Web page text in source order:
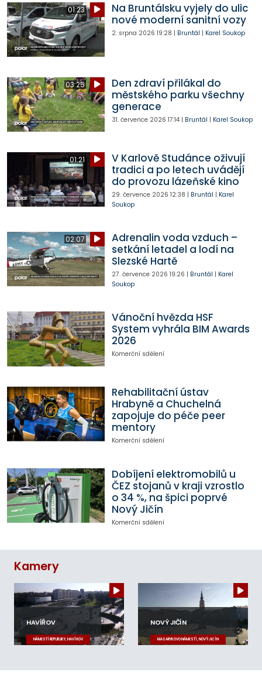
01:23
Na Bruntálsku vyjely do ulic
nové moderní sanitní vozy
2. srpna 2026 19:28 | Bruntál | Karel Soukop
03:25
Den zdraví přilákal do
městského parku všechny
generace
31. července 2026 17:14| Bruntál | Karel Soukop
01:21
V Karlově Studánce oživují
tradici a po letech uvádějí
do provozu lázeňské kino
29. července 2026 12:38 | Bruntál | Karel
Soukop
02:07
Adrenalin voda vzduch –
setkání letadel a lodí na
Slezské Hartě
27. července 2026 19:26 | Bruntál | Karel
Soukop
Vánoční hvězda HSF
System vyhrála BIM Awards
2026
Komerční sdělení
Rehabilitační ústav
Hrabyně a Chuchelná
zapojuje do péče peer
mentory
Komerční sdělení
Dobíjení elektromobilů u
ČEZ stojanů v kraji vzrostlo
o 34 %, na špici poprvé
Nový Jičín
Komerční sdělení
Kamery
HAVÍŘOV
NÁMĚSTÍ REPUBLIKY, HAVÍŘOV
NOVÝ JIČÍN
MASARYKOVO NÁMĚSTÍ, NOVÝ JIČÍN